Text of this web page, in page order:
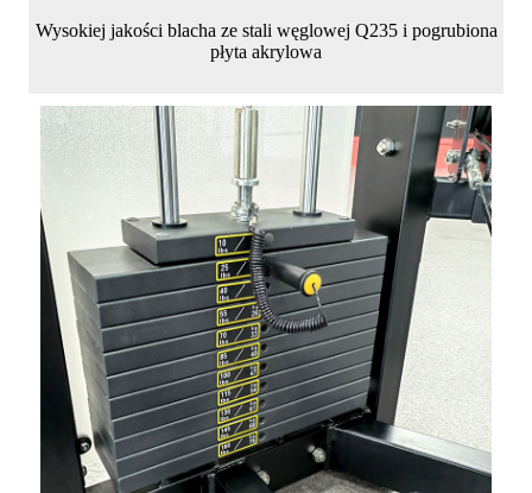
Wysokiej jakości blacha ze stali węglowej Q235 i pogrubiona
płyta akrylowa